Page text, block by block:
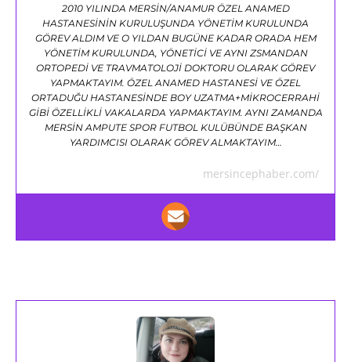
2010 YILINDA MERSİN/ANAMUR ÖZEL ANAMED
HASTANESİNİN KURULUŞUNDA YÖNETİM KURULUNDA
GÖREV ALDIM VE O YILDAN BUGÜNE KADAR ORADA HEM
YÖNETİM KURULUNDA, YÖNETİCİ VE AYNI ZSMANDAN
ORTOPEDİ VE TRAVMATOLOJİ DOKTORU OLARAK GÖREV
YAPMAKTAYIM. ÖZEL ANAMED HASTANESİ VE ÖZEL
ORTADUĞU HASTANESİNDE BOY UZATMA+MİKROCERRAHİ
GİBİ ÖZELLİKLİ VAKALARDA YAPMAKTAYIM. AYNI ZAMANDA
MERSİN AMPUTE SPOR FUTBOL KULÜBÜNDE BAŞKAN
YARDIMCISI OLARAK GÖREV ALMAKTAYIM…
mersincephaber.com/